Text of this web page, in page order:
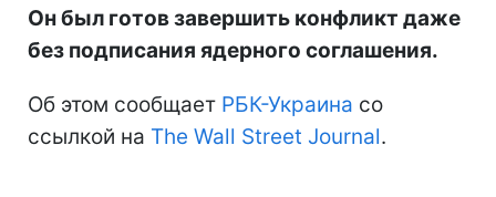
Он был готов завершить конфликт даже
без подписания ядерного соглашения.
Об этом сообщает РБК-Украина со
ссылкой на The Wall Street Journal.